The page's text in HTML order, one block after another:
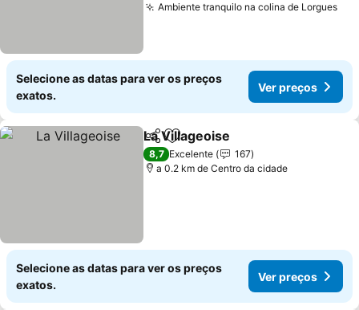
Ambiente tranquilo na colina de Lorgues
Selecione as datas para ver os preços
exatos.
Ver preços
PartilharAdicionar aos favoritos
La Villageoise
8,7 Excelente
167
a 0.2 km de Centro da cidade
Selecione as datas para ver os preços
exatos.
Ver preços